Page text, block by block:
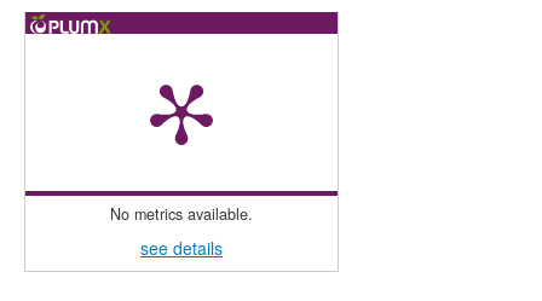
No metrics available.
see details